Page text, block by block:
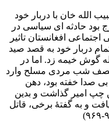
امیر حبیب الله خان با دربار خود
بود حادثه ای سیاسی در
افغانستان تاثیر
گذاشت. امیر در فوریه ۱۹۱۹ با تمام دربار خود به قصد صید
گوش خیمه زد. اما در
در ساعت ۳ بعد از نصف شب مردی مسلح وارد
صدا خفته بود، دهن
چپ امیر گذاشت و بدین
و به گفتۀ برخی، قاتل